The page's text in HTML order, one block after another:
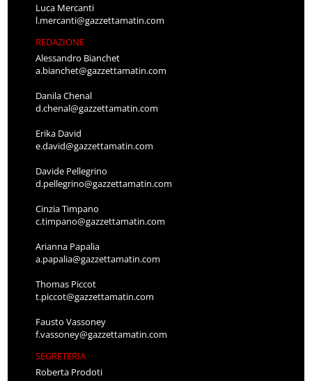
Luca Mercanti
l.mercanti@gazzettamatin.com
REDAZIONE
Alessandro Bianchet
a.bianchet@gazzettamatin.com
Danila Chenal
d.chenal@gazzettamatin.com
Erika David
e.david@gazzettamatin.com
Davide Pellegrino
d.pellegrino@gazzettamatin.com
Cinzia Timpano
c.timpano@gazzettamatin.com
Arianna Papalia
a.papalia@gazzettamatin.com
Thomas Piccot
t.piccot@gazzettamatin.com
Fausto Vassoney
f.vassoney@gazzettamatin.com
SEGRETERIA
Roberta Prodoti